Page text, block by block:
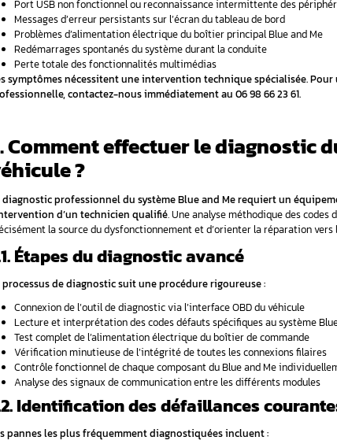
Sommaire
1. Quels sont les symptômes de panne du
2. Comment effectuer le diagnostic du
3. La réparation du système Blue and Me
5. Conclusion
FAQ
1. Quels sont les
Le système Blue and Me de Fiat peut
conduite.
Ces dysfonctionnements peuvent
pour éviter une dégradation complète du
1.1. Problèmes de
Les troubles de connectivité représentent
Échec du couplage initial avec votre
Déconnexions répétées et imprévisibles
Qualité audio dégradée en mode
Dysfonctionnement total ou partiel des
Latence excessive lors des